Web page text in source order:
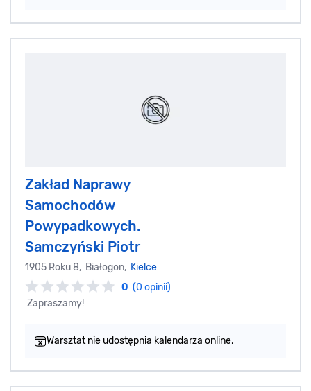
Zakład Naprawy
Samochodów
Powypadkowych.
Samczyński Piotr
1905 Roku 8, Białogon, Kielce
0 (0 opinii)
Zapraszamy!
Warsztat nie udostępnia kalendarza online.